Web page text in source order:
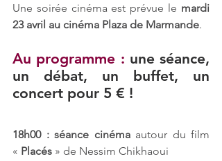
Une soirée cinéma est prévue le mardi
23 avril au cinéma Plaza de Marmande.
Au programme : une séance,
un débat, un buffet, un
concert pour 5 € !
18h00 : séance cinéma autour du film
« Placés » de Nessim Chikhaoui